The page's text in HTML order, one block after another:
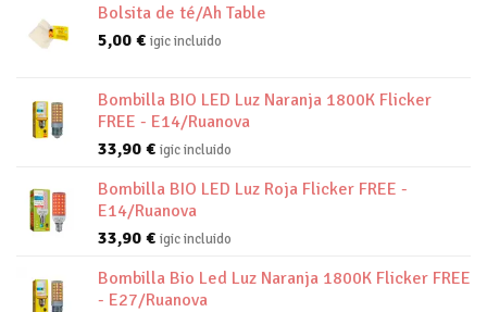
Bolsita de té/Ah Table
5,00 € igic incluido
Bombilla BIO LED Luz Naranja 1800K Flicker
FREE - E14/Ruanova
33,90 € igic incluido
Bombilla BIO LED Luz Roja Flicker FREE -
E14/Ruanova
33,90 € igic incluido
Bombilla Bio Led Luz Naranja 1800K Flicker FREE
- E27/Ruanova